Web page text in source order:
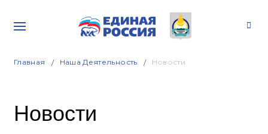
Главная Наша Деятельность Новости
Новости